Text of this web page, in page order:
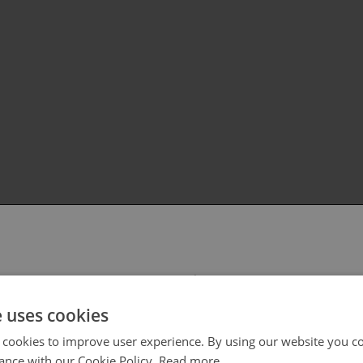
your region/language
cookies
to improve user experience. By using our website you